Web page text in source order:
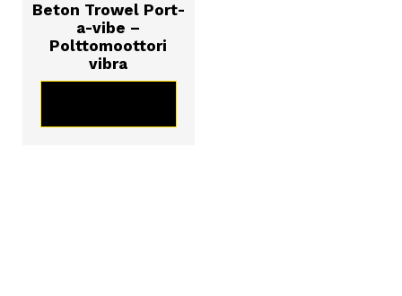
Beton Trowel Port-
a-vibe –
Polttomoottori
vibra